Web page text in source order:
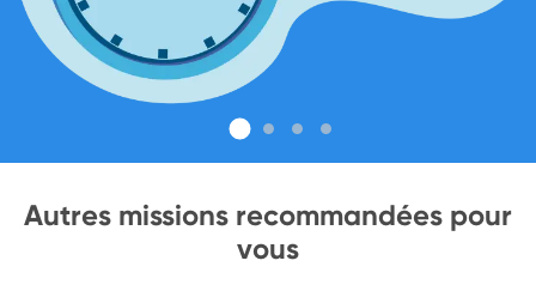
Autres missions recommandées pour
vous